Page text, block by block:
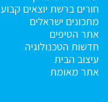
חורים ברשת יוצאים קבוע
מתכונים ישראלים
אתר הטיפים
חדשות הטכנולוגיה
עיצוב הבית
אתר מאומת